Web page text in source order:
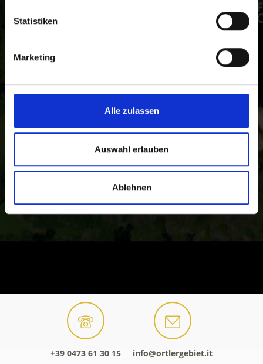
Statistiken
Marketing
Alle zulassen
Auswahl erlauben
Ablehnen
+39 0473 61 30 15 info@ortlergebiet.it